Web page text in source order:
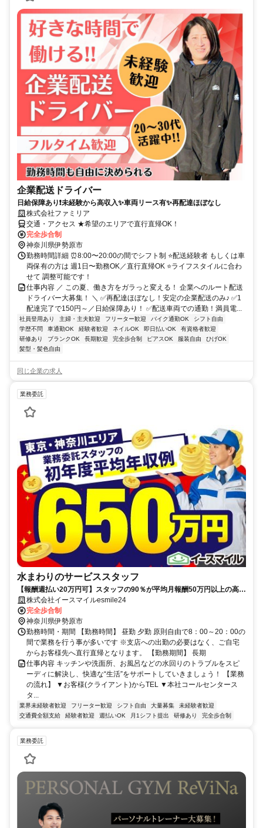
企業配送ドライバー
日給保障あり❗未経験から高収入✨車両リース有✨再配達ほぼなし
株式会社ファミリア
交通・アクセス ★希望のエリアで直行直帰OK！
完全歩合制
神奈川県伊勢原市
勤務時間詳細 ⏰8:00〜20:00の間でシフト制 ⭐配送経験者 もしくは車
両保有の方は 週1日〜勤務OK／直行直帰OK ⭐ライフスタイルに合わ
せて 調整可能です！
仕事内容 ／ この夏、働き方をガラっと変える！ 企業へのルート配送
ドライバー大募集！ ＼ ✅再配達ほぼなし！安定の企業配送のみ♪ ✅1
配達完了で150円～／日給保障あり！ ✅配送車両での通勤！満員電...
社員登用あり 主婦・主夫歓迎 フリーター歓迎 バイク通勤OK
シフト自由
学歴不問
車通勤OK 経験者歓迎 ネイルOK 即日払いOK
有資格者歓迎
研修あり
ブランクOK 長期歓迎 完全歩合制 ピアスOK 服装自由
ひげOK
髪型・髪色自由
同じ企業の求人
業務委託
水まわりのサービススタッフ
【報酬週払い20万円可】スタッフの90％が平均月報酬50万円以上の高収
入を実現★
株式会社イースマイルesmile24
完全歩合制
神奈川県伊勢原市
勤務時間・期間 【勤務時間】 昼勤 夕勤 原則自由で8：00～20：00の
間で業務を行う事が多いです ※支店への出勤の必要はなく、ご自宅
からお客様先へ直行直帰となります。 【勤務期間】 長期
仕事内容 キッチンや洗面所、お風呂などの水回りのトラブルをスピ
ーディに解決し、快適な“生活”をサポートしていきましょう！ 【業務
の流れ】 ▼お客様(クライアント)からTEL ▼本社コールセンタース
タ...
業界未経験者歓迎 フリーター歓迎 シフト自由 大量募集
未経験者歓迎
交通費全額支給
経験者歓迎 週払いOK 月1シフト提出 研修あり 完全歩合制
業務委託